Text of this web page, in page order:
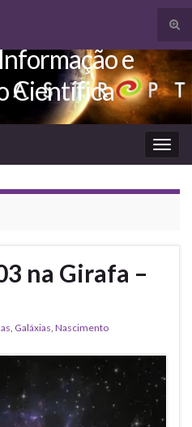
e
Científica
na Girafa –
, Galáxias, Nascimento